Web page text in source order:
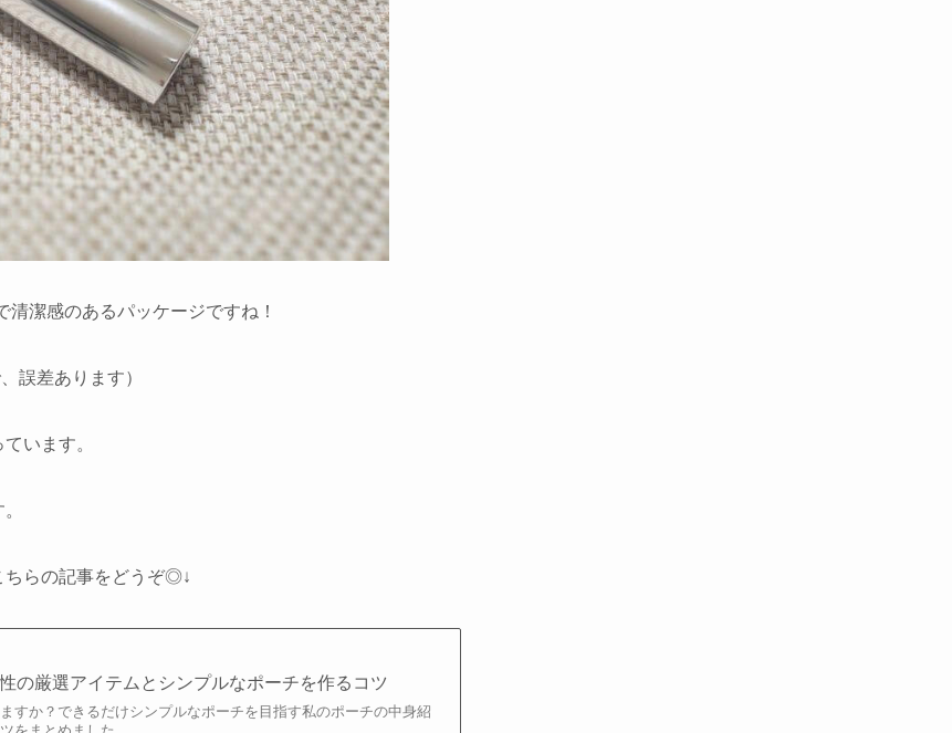
潔感のあるパッケージですね！
誤差あります）
います。
ちらの記事をどうぞ◎↓
の厳選アイテムとシンプルなポーチを作るコツ
すか？できるだけシンプルなポーチを目指す私のポーチの中身紹